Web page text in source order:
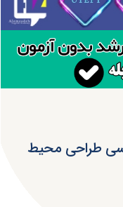
طراحی محیط